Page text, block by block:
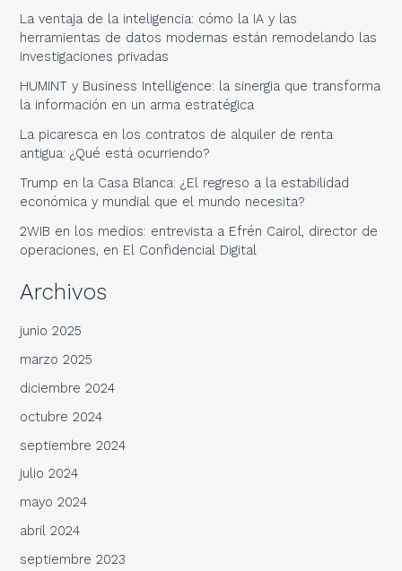
¿Qué
está
ocurriendo?
La ventaja de la inteligencia: cómo la IA y las
herramientas de datos modernas están remodelando las
investigaciones privadas
HUMINT y Business Intelligence: la sinergia que transforma
la información en un arma estratégica
La picaresca en los contratos de alquiler de renta
antigua: ¿Qué está ocurriendo?
Trump en la Casa Blanca: ¿El regreso a la estabilidad
económica y mundial que el mundo necesita?
2WIB en los medios: entrevista a Efrén Cairol, director de
operaciones, en El Confidencial Digital
Archivos
junio 2025
marzo 2025
diciembre 2024
octubre 2024
septiembre 2024
julio 2024
mayo 2024
abril 2024
septiembre 2023